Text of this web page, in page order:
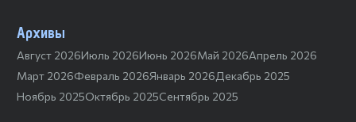
Архивы
Август 2026Июль 2026Июнь 2026Май 2026Апрель 2026
Март 2026Февраль 2026Январь 2026Декабрь 2025
Ноябрь 2025Октябрь 2025Сентябрь 2025